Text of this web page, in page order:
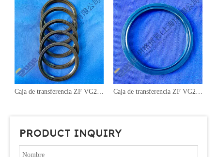
Caja de transferencia ZF VG2700 repuestos sello del eje de entrada0634 349 657 Caja de transferencia ZF VG2700 repuestos sello del eje de entrada0734 300 589
PRODUCT INQUIRY